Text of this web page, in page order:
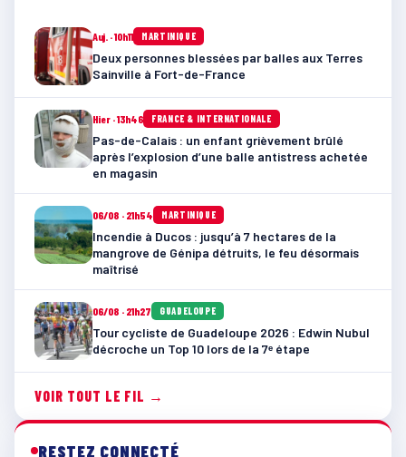
Auj. · 10h11 MARTINIQUE
Deux personnes blessées par balles aux Terres
Sainville à Fort-de-France
Hier · 13h46 FRANCE & INTERNATIONALE
Pas-de-Calais : un enfant grièvement brûlé
après l’explosion d’une balle antistress achetée
en magasin
06/08 · 21h54 MARTINIQUE
Incendie à Ducos : jusqu’à 7 hectares de la
mangrove de Génipa détruits, le feu désormais
maîtrisé
06/08 · 21h27 GUADELOUPE
Tour cycliste de Guadeloupe 2026 : Edwin Nubul
décroche un Top 10 lors de la 7ᵉ étape
VOIR TOUT LE FIL →
RESTEZ CONNECTÉ